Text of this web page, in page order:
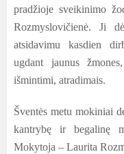
pradžioje sveikinimo
Rozmyslovičienė. Ji
atsidavimu kasdien
ugdant jaunus
išmintimi, atradimais.
Šventės metu mokiniai
kantrybę ir begalinę
Mokytoja – Laurita